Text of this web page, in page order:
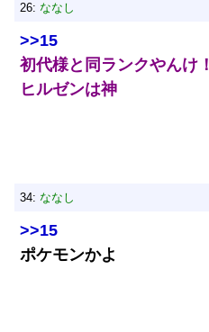
26: ななし
>>15
初代様と同ランクやんけ！
ヒルゼンは神
34: ななし
>>15
ポケモンかよ